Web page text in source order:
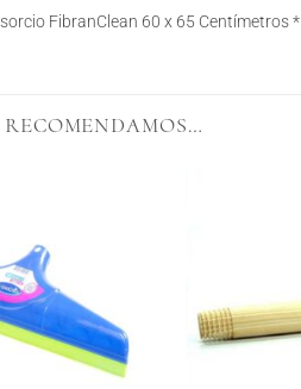
FibranClean 60 x 65 Centímetros *